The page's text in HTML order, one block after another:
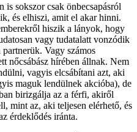
is sokszor csak önbecsapásról
és elhiszi, amit el akar hinni.
hiszik a lányok, hogy
vagy tudatalatt vonzódik
Vagy számos
nőcsábász hírében állnak. Nem
vagyis elcsábítani azt, aki
maguk lendülnek akcióba), de
birizgálja az a férfi, akiről
mint az, aki teljesen elérhető, és
érdeklődés iránta.